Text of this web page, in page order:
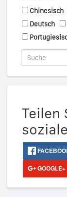
Chinesisch
Deutsch
Teilen
GOOGLE+